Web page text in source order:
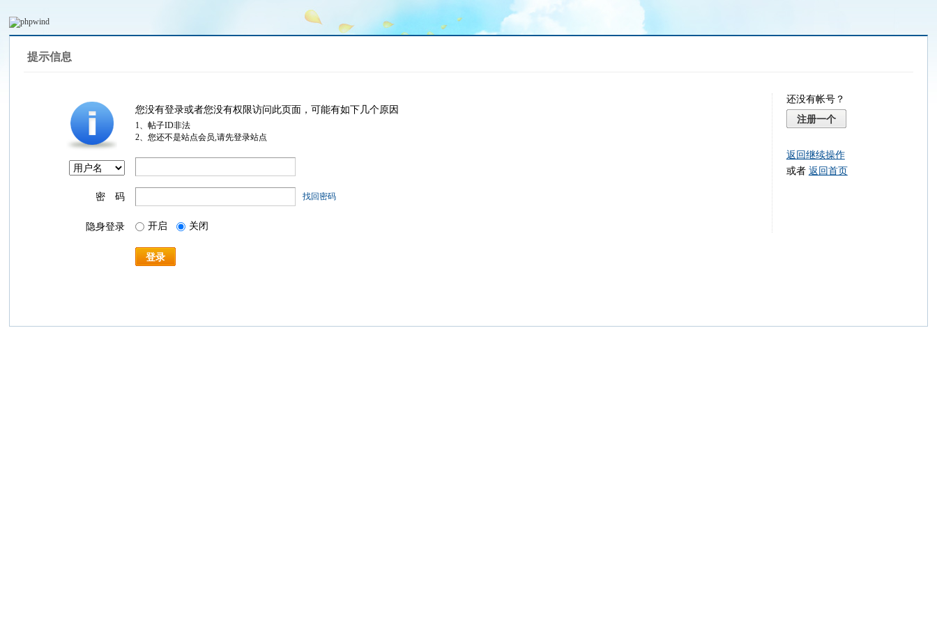
提示信息
您没有登录或者您没有权限访问此页面，可能有如下几个原因
1、帖子ID非法
2、您还不是站点会员,请先登录站点
密 码 找回密码
隐身登录 开启 关闭
登录
还没有帐号？
注册一个
返回继续操作
或者 返回首页